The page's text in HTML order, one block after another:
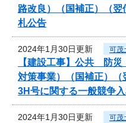
路改良）（国補正）（
札公告
2024年1月30日更新 可茂
【建設工事】公共 防災
対策事業）（国補正）
3H号に関する一般競争
2024年1月30日更新 可茂